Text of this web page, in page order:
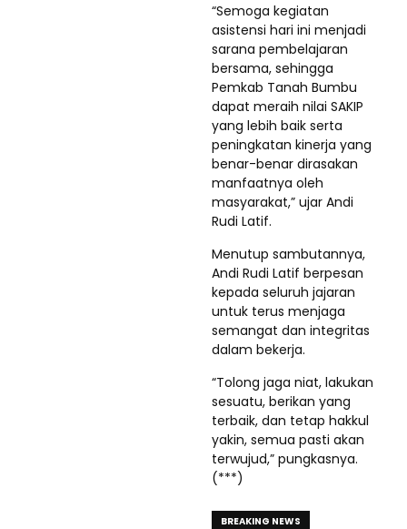
“Semoga kegiatan
asistensi hari ini menjadi
sarana pembelajaran
bersama, sehingga
Pemkab Tanah Bumbu
dapat meraih nilai SAKIP
yang lebih baik serta
peningkatan kinerja yang
benar-benar dirasakan
manfaatnya oleh
masyarakat,” ujar Andi
Rudi Latif.
Menutup sambutannya,
Andi Rudi Latif berpesan
kepada seluruh jajaran
untuk terus menjaga
semangat dan integritas
dalam bekerja.
“Tolong jaga niat, lakukan
sesuatu, berikan yang
terbaik, dan tetap hakkul
yakin, semua pasti akan
terwujud,” pungkasnya.
(***)
BREAKING NEWS